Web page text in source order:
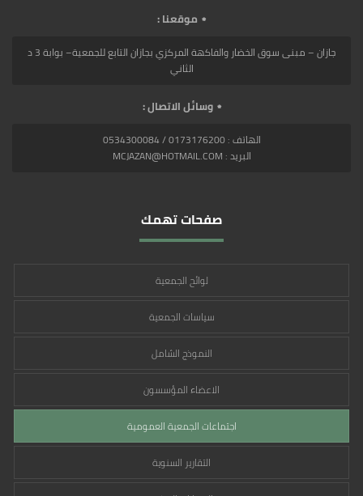
موقعنا :
جازان – مبنى سوق الخضار والفاكهة المركزي بجازان التابع للجمعية– بوابة 3 د
الثاني
وسائل الاتصال :
الهاتف : 0173176200 / 0534300084
البريد : MCJAZAN@HOTMAIL.COM
صفحات تهمك
لوائح الجمعية
سياسات الجمعية
النموذج الشامل
الاعضاء المؤسسون
اجتماعات الجمعية العمومية
التقارير السنوية